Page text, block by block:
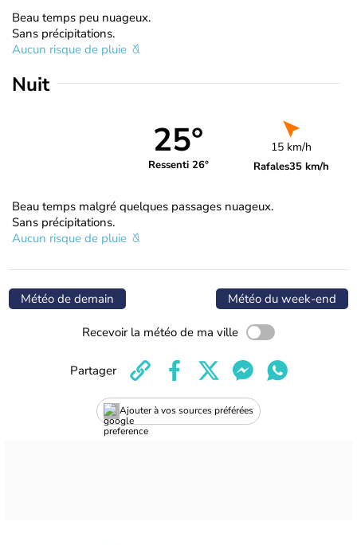
Beau temps peu nuageux.
Sans précipitations.
Aucun risque de pluie
Nuit
25°
Ressenti 26°
15 km/h
Rafales35 km/h
Beau temps malgré quelques passages nuageux.
Sans précipitations.
Aucun risque de pluie
Météo de demain Météo du week-end
Recevoir la météo de ma ville
Ajouter à vos sources préférées
Partager